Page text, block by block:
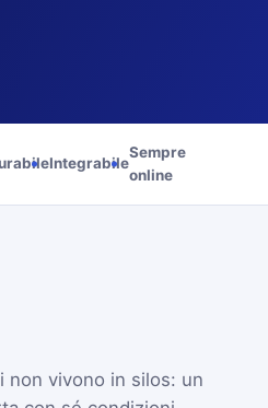
Integrabile
Sempre
online
non vivono in silos: un